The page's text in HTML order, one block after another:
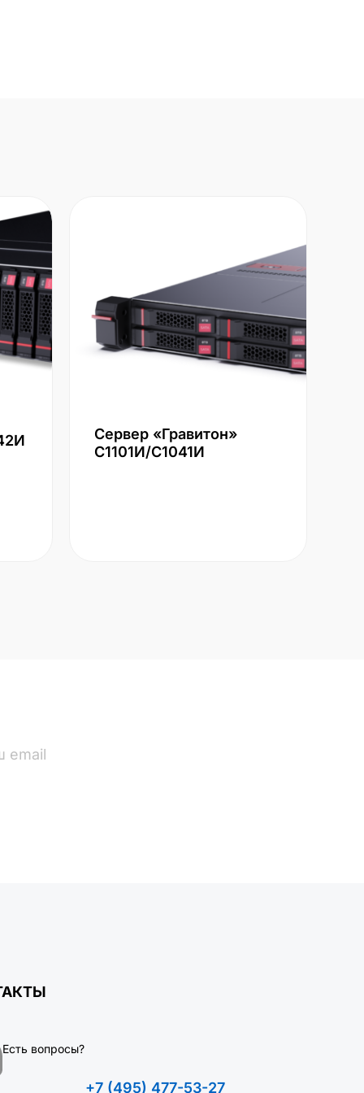
Сервер «Гравитон»
С1101И/С1041И
Есть вопросы?
+7 (495) 477-53-27